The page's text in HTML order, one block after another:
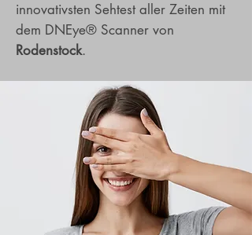
innovativsten Sehtest aller Zeiten mit
dem DNEye® Scanner von
Rodenstock.